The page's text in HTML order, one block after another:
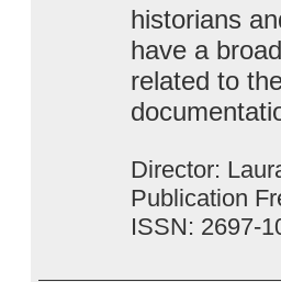
historians
have a
related to
Director:
Publication
ISSN: 2697-